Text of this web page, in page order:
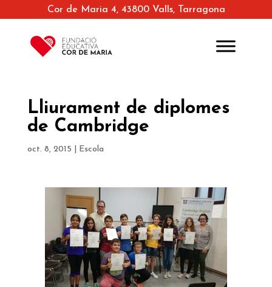
Cor de Maria 4, 43800 Valls, Tarragona
Lliurament de diplomes
de Cambridge
oct. 8, 2015 Escola